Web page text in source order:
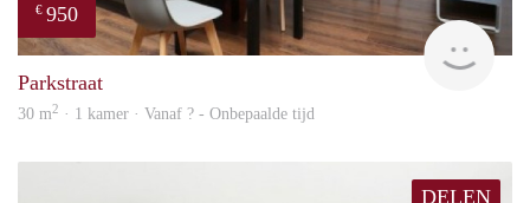
€ 950
Parkstraat
30 m2 · 1 kamer · Vanaf ? - Onbepaalde tijd
DELEN